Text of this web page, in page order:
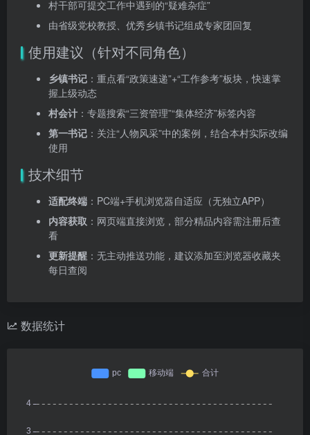
村干部可提交工作中遇到的“疑难杂症”
由省级党校教授、优秀乡镇书记组成专家团回复
使用建议（针对不同角色）
乡镇书记 ：重点看“政策速递”+“工作参考”板块，快速掌
握上级动态
村会计 ：专题搜索“三资管理”“集体经济”标签内容
第一书记 ：关注“人物风采”中的案例，结合本村实际改编
使用
技术细节
适配终端 ：PC端+手机浏览器自适应（无独立APP）
内容获取 ：网页端直接浏览，部分精品内容需注册后查
看
更新提醒 ：无主动推送功能，建议添加至浏览器收藏夹
每日查阅
数据统计